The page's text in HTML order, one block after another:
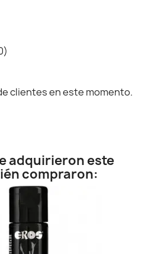
clientes en este momento.
adquirieron este
compraron: